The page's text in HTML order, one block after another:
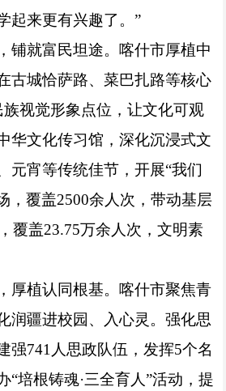
起来更有兴趣了。”
铺就富民坦途。喀什市厚植中
古城恰萨路、菜巴扎路等核心
视觉形象点位，让文化可观
华文化传习馆，深化沉浸式文
元宵等传统佳节，开展“我们
，覆盖2500余人次，带动基层
覆盖23.75万余人次，文明素
厚植认同根基。喀什市聚焦青
润疆进校园、入心灵。强化思
强741人思政队伍，发挥5个名
“培根铸魂·三全育人”活动，提